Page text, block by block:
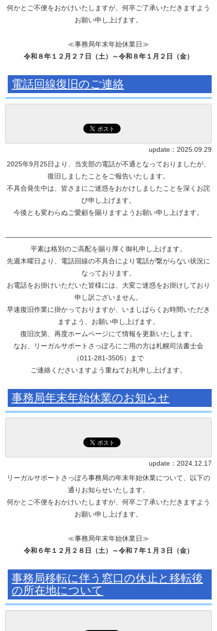
何かとご不便をおかけいたしますが、何卒ご了承いただきますよう
お願い申し上げます。
≪事務局年末年始休業日≫
令和８年１２月２７日（土）～令和８年１月２日（金）
電話回線復旧のご連絡
update： 2025.09.29
2025年9月25日より、当支部の電話が不通となっておりましたが、
復旧しましたことをご報告いたします。
不具合発生中は、皆さまにご迷惑をおかけしましたことを深くお詫
び申し上げます。
今後とも変わらぬご愛顧を賜りますようお願い申し上げます。
平素は格別のご高配を賜り厚く御礼申し上げます。
先週木曜日より、電話回線の不具合により電話が繋がらない状況に
なっております。
お電話をお掛けいただいた皆様には、大変ご迷惑をお掛けしており
申し訳ございません。
早速復旧作業に掛かっておりますが、いましばらくお時間いただき
ますよう、お願い申し上げます。
復旧次第、再度ホームページにて情報を更新いたします。
なお、リーガルサポートさっぽろにご用の方は札幌司法書士会
（011-281-3505）まで
ご連絡くださいますよう重ねてお礼申し上げます。
事務局年末年始休業のお知らせ
update： 2024.12.17
リーガルサポートさっぽろ事務局の年末年始休業について、以下の
通りお知らせいたします。
何かとご不便をおかけいたしますが、何卒ご了承いただきますよう
お願い申し上げます。
≪事務局年末年始休業日≫
令和６年１２月２８日（土）～令和７年１月３日（金）
事務局移転に伴う窓口の休止と移転後
の所在地について